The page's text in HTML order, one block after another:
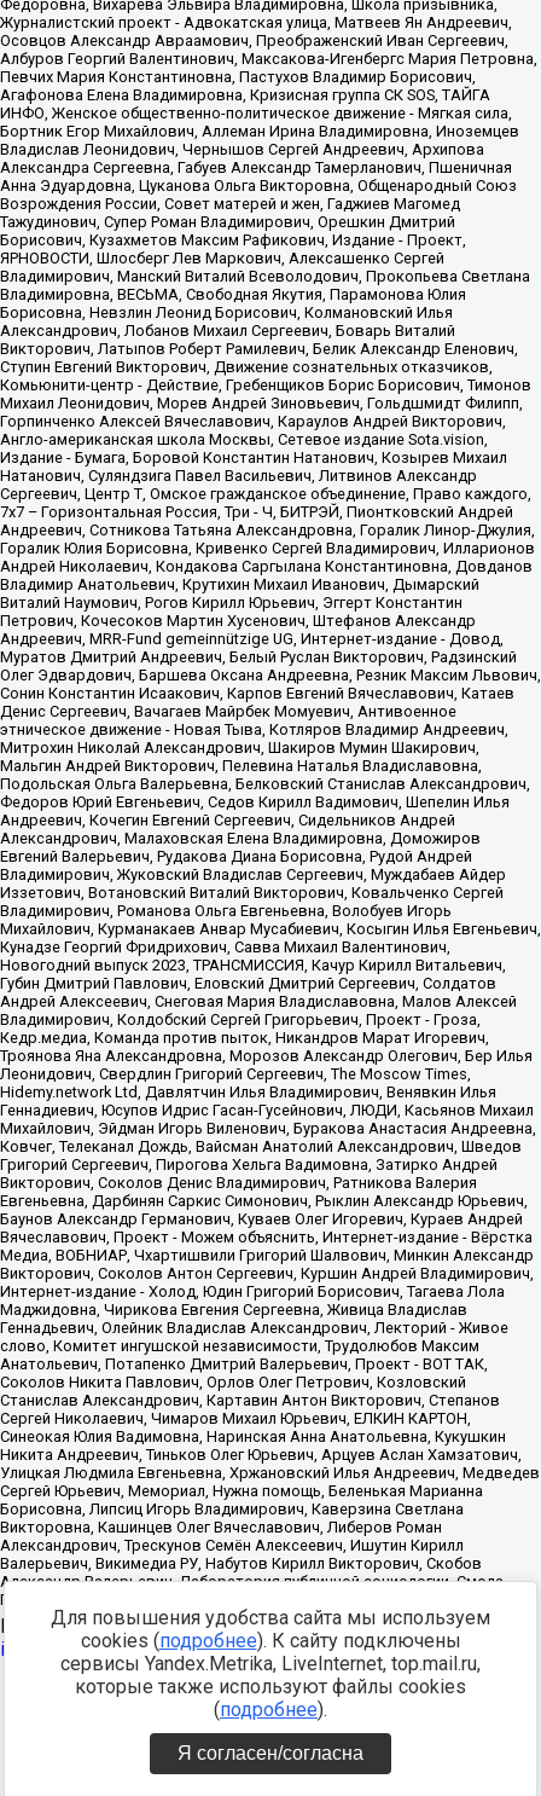
Источник:https://minjust.gov.ru/uploaded/files/reestr-
inostrannyih-agentov-22-03-2024.pdfданные на22.03.2024
Разработка -
Для повышения удобства сайта мы используем
cookies (подробнее). К сайту подключены
сервисы Yandex.Metrika, LiveInternet, top.mail.ru,
которые также используют файлы cookies
(подробнее).
Я согласен/согласна